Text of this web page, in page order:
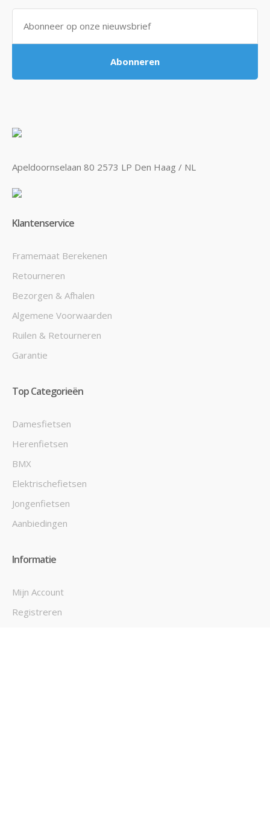
Abonneren
Apeldoornselaan 80 2573 LP Den Haag / NL
Klantenservice
Framemaat Berekenen
Retourneren
Bezorgen & Afhalen
Algemene Voorwaarden
Ruilen & Retourneren
Garantie
Top Categorieën
Damesfietsen
Herenfietsen
BMX
Elektrischefietsen
Jongenfietsen
Aanbiedingen
Informatie
Mijn Account
Registreren